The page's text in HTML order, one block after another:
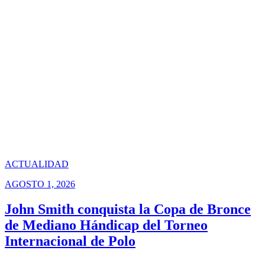
ACTUALIDAD
AGOSTO 1, 2026
John Smith conquista la Copa de Bronce
de Mediano Hándicap del Torneo
Internacional de Polo